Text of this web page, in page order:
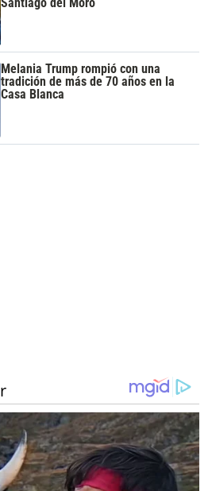
Melania Trump rompió con una
tradición de más de 70 años en la
Casa Blanca